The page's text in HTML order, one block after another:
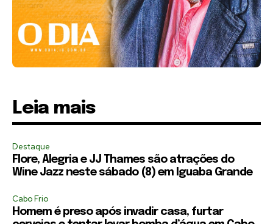
Leia mais
Destaque
Flore, Alegria e JJ Thames são atrações do
Wine Jazz neste sábado (8) em Iguaba Grande
Cabo Frio
Homem é preso após invadir casa, furtar